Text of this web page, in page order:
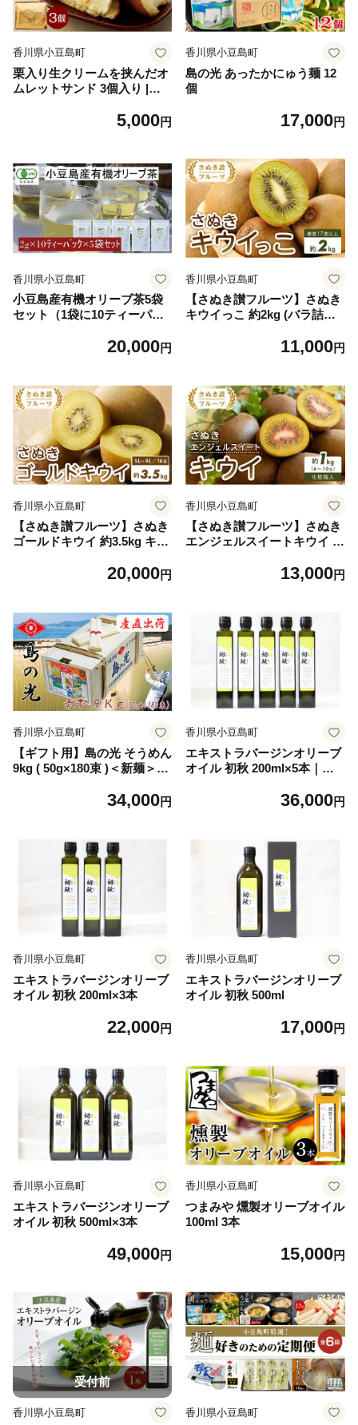
香川県小豆島町
栗入り生クリームを挟んだオ
ムレットサンド 3個入り |洋
栗 生クリーム 小豆島 人気 美
5,000円
香川県小豆島町
島の光 あったかにゅう麺 12
個
17,000円
香川県小豆島町
小豆島産有機オリーブ茶5袋
セット（1袋に10ティーパッ
国産有機JAS認定オリーブ葉
20,000円
香川県小豆島町
【さぬき讃フルーツ】さぬき
キウイっこ 約2kg (バラ詰め)
ーツ 果物 くだもの 人気 小豆11,000円
香川県小豆島町
【さぬき讃フルーツ】さぬき
ゴールドキウイ 約3.5kg キウ
果物 くだもの 人気 小豆島
20,000円
香川県小豆島町
【さぬき讃フルーツ】さぬき
エンジェルスイートキウイ 化
ーツ キウイフルーツ 果物 く
13,000円
香川県小豆島町
【ギフト用】島の光 そうめん
9kg ( 50g×180束 )＜新麺＞
34,000円
香川県小豆島町
エキストラバージンオリーブ
オイル 初秋 200ml×5本｜オ
ジン エクストラバージン オ
お土産 お取り寄せ
36,000円
香川県小豆島町
エキストラバージンオリーブ
オイル 初秋 200ml×3本
22,000円
香川県小豆島町
エキストラバージンオリーブ
オイル 初秋 500ml
17,000円
香川県小豆島町
エキストラバージンオリーブ
オイル 初秋 500ml×3本
49,000円
香川県小豆島町
つまみや 燻製オリーブオイル
100ml 3本
15,000円
受付前
香川県小豆島町 香川県小豆島町